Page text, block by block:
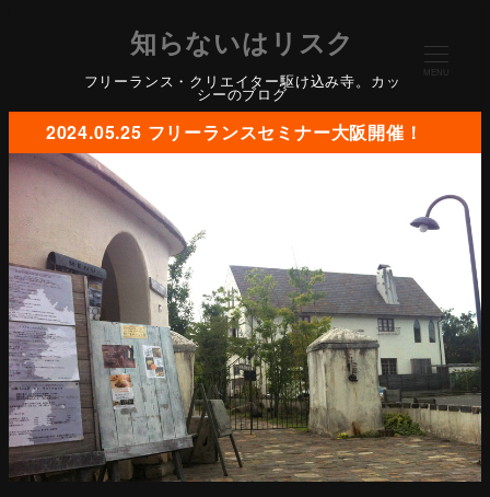
知らないはリスク
フリーランス・クリエイター駆け込み寺。カッ
シーのブログ
MENU
2024.05.25 フリーランスセミナー大阪開催！